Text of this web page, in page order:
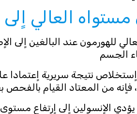
مستواه العالي
الجسم
نتيجة سريرية
من المعتاد القيام بالفحص
الاٍنسولين اٍلى اٍرتفاع